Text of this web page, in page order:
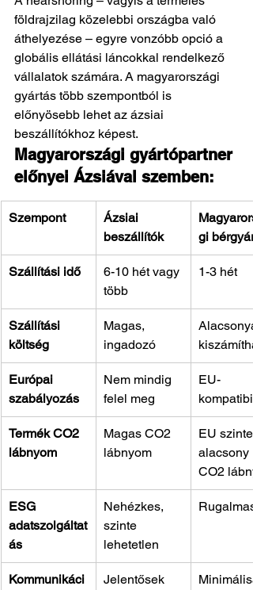
földrajzilag közelebbi országba való
áthelyezése – egyre vonzóbb opció a
globális ellátási láncokkal rendelkező
vállalatok számára. A magyarországi
gyártás több szempontból is
előnyösebb lehet az ázsiai
beszállítókhoz képest.
Magyarországi gyártópartner
előnyei Ázsiával szemben:
Szempont
Ázsiai
beszállítók
gi
Szállítási idő
6-10 hét vagy
több
1-3 hét
Szállítási
költség
Magas,
ingadozó
Európai
szabályozás
Nem mindig
felel meg
EU-
Termék CO2
lábnyom
Magas CO2
lábnyom
EU
alacsony
CO2
ESG
adatszolgáltat
ás
Nehézkes,
szinte
lehetetlen
Rugalmas
Kommunikáci
Jelentősek